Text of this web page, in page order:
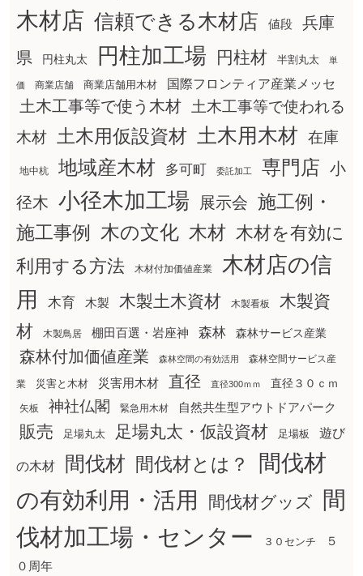
木材店 信頼できる木材店 値段
兵庫
県
円柱丸太 円柱加工場 円柱材 半割丸太 単
価 商業店舗 商業店舗用木材 国際フロンティア産業メッセ
土木工事等で使う木材
土木工事等で使われる
木材
土木用仮設資材 土木用木材 在庫
地中杭 地域産木材 多可町 委託加工 専門店 小
径木 小径木加工場 展示会 施工例・
施工事例
木の文化 木材 木材を有効に
利用する方法
木材付加価値産業
木材店の信
用
木育 木製 木製土木資材 木製看板
木製資
材
木製鳥居 棚田百選・岩座神 森林 森林サービス産業
森林付加価値産業 森林空間の有効活用 森林空間サービス産
業 災害と木材 災害用木材 直径 直径300ｍｍ 直径３０ｃｍ
矢板 神社仏閣 緊急用木材 自然共生型アウトドアパーク
販売 足場丸太 足場丸太・仮設資材 足場板 遊び
の木材 間伐材 間伐材とは？
間伐材
の有効利用・活用
間伐材グッズ
間
伐材加工場・センター
３０センチ
５
０周年